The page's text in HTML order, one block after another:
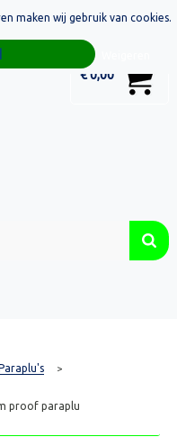
€ 0,00
>
proof paraplu
maken wij gebruik van cookies.